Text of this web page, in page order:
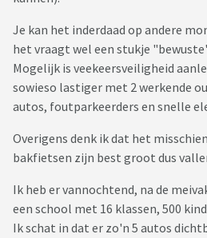
Je kan het inderdaad op andere
het vraagt wel een stukje
Mogelijk is veekeersveiligheid
sowieso lastiger met 2 werkende
autos, foutparkeerders en snelle
Overigens denk ik dat het
bakfietsen zijn best groot dus
Ik heb er vannochtend, na de
een school met 16 klassen, 500
Ik schat in dat er zo'n 5 autos